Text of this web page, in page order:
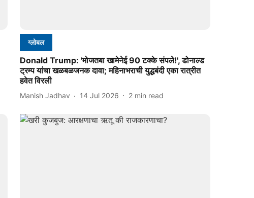
ग्लोबल
Donald Trump: 'मोजतबा खामेनेई 90 टक्के संपले!', डोनाल्ड
ट्रम्प यांचा खळबळजनक दावा; महिनाभराची युद्धबंदी एका रात्रीत
हवेत विरली
Manish Jadhav 14 Jul 2026 2 min read